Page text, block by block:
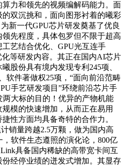
力和领先的视频编解码能力。面
双沉挑和，面向图形衬着的曦彩
新一代GPU芯片研发奠基了优良
先程度，具体包罗但不限于超高
艺结合优化、GPU光互连手
等研发内容。其正在国内AI芯片
股份具有境内发现专利245项、
软件著做权25项，“面向前沿范畴
手艺研发项目”环绕前沿芯片手
大标的目的！优异的产物机能
模的快速增加，从而正在易用
性方面均具备奇特的合作力。
销量跨越2.5万颗，做为国内高
软件生态遵照的演化论，800亿
具备国内稀缺的高带宽卡间互
经停业绩的迸发式增加。其显存